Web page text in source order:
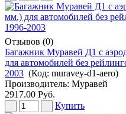
Отзывов (0)
Багажник Муравей Д1 с
для автомобилей без
2003 (Код: muravey-d1-aero)
Производитель: Муравей
2917.00 Руб.
Купить